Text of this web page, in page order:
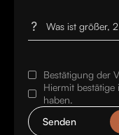
Bestätigung der
Hiermit bestätige
haben.